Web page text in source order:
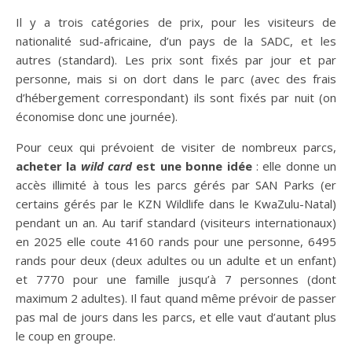
Il y a trois catégories de prix, pour les visiteurs de
nationalité sud-africaine, d’un pays de la SADC, et les
autres (standard). Les prix sont fixés par jour et par
personne, mais si on dort dans le parc (avec des frais
d’hébergement correspondant) ils sont fixés par nuit (on
économise donc une journée).
Pour ceux qui prévoient de visiter de nombreux parcs,
acheter la wild cardest une bonne idée: elle donne un
accès illimité à tous les parcs gérés par SAN Parks (er
certains gérés par le KZN Wildlife dans le KwaZulu-Natal)
pendant un an. Au tarif standard (visiteurs internationaux)
en 2025 elle coute 4160 rands pour une personne, 6495
rands pour deux (deux adultes ou un adulte et un enfant)
et 7770 pour une famille jusqu’à 7 personnes (dont
maximum 2 adultes). Il faut quand même prévoir de passer
pas mal de jours dans les parcs, et elle vaut d’autant plus
le coup en groupe.